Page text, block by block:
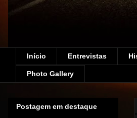
Início Entrevistas
Photo Gallery
Postagem em destaque